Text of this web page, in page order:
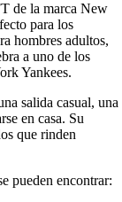
de la marca New
para los
hombres adultos,
a uno de los
Yankees.
salida casual, una
en casa. Su
que rinden
pueden encontrar: